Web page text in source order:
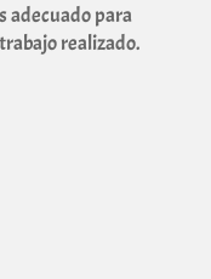
adecuado para
realizado.